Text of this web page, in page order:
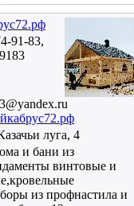
91-83,
луга, 4
и бани из
винтовые и
из профнастила и